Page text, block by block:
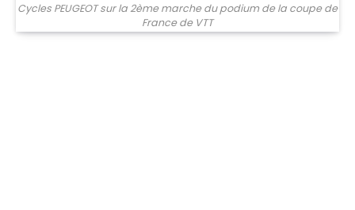
Cycles PEUGEOT sur la 2ème marche du podium de la coupe de
France de VTT